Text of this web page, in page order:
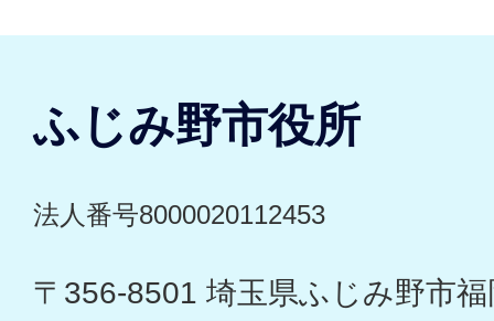
ふじみ野市役所
法人番号8000020112453
〒356-8501 埼玉県ふじみ野市